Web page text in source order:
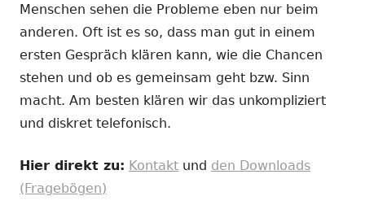
Menschen sehen die Probleme eben nur beim
anderen. Oft ist es so, dass man gut in einem
ersten Gespräch klären kann, wie die Chancen
stehen und ob es gemeinsam geht bzw. Sinn
macht. Am besten klären wir das unkompliziert
und diskret telefonisch.
Hier direkt zu: Kontakt und den Downloads
(Fragebögen)